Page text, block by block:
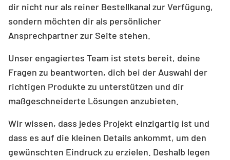
dir nicht nur als reiner Bestellkanal zur Verfügung,
sondern möchten dir als persönlicher
Ansprechpartner zur Seite stehen.
Unser engagiertes Team ist stets bereit, deine
Fragen zu beantworten, dich bei der Auswahl der
richtigen Produkte zu unterstützen und dir
maßgeschneiderte Lösungen anzubieten.
Wir wissen, dass jedes Projekt einzigartig ist und
dass es auf die kleinen Details ankommt, um den
gewünschten Eindruck zu erzielen. Deshalb legen